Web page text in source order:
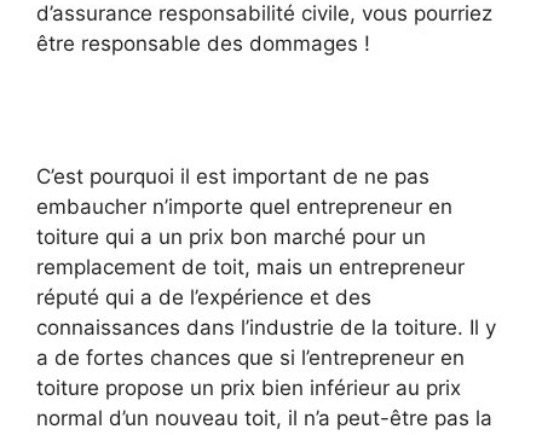
d’assurance responsabilité civile, vous pourriez
être responsable des dommages !
C’est pourquoi il est important de ne pas
embaucher n’importe quel entrepreneur en
toiture qui a un prix bon marché pour un
remplacement de toit, mais un entrepreneur
réputé qui a de l’expérience et des
connaissances dans l’industrie de la toiture. Il y
a de fortes chances que si l’entrepreneur en
toiture propose un prix bien inférieur au prix
normal d’un nouveau toit, il n’a peut-être pas la